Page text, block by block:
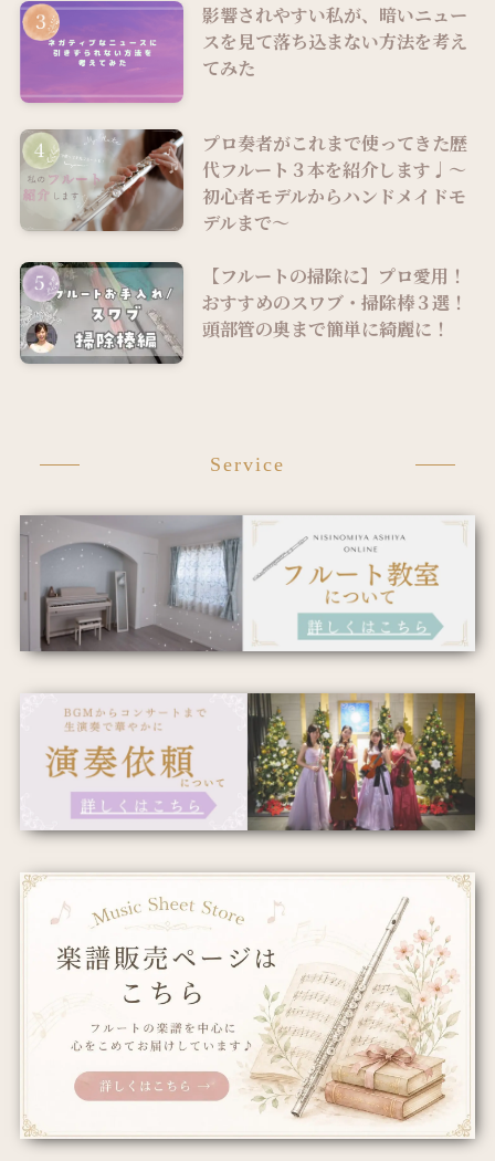
影響されやすい私が、暗いニュー
スを見て落ち込まない方法を考え
てみた
プロ奏者がこれまで使ってきた歴
代フルート３本を紹介します♩～
初心者モデルからハンドメイドモ
デルまで～
【フルートの掃除に】プロ愛用！
おすすめのスワブ・掃除棒３選！
頭部管の奥まで簡単に綺麗に！
Service